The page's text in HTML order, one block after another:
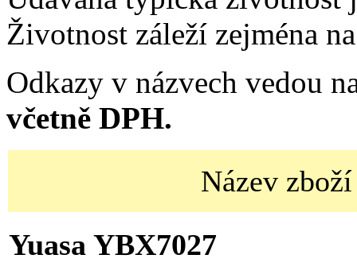
Životnost záleží zejména
Odkazy v názvech vedou
včetně DPH.
Název zboží
Yuasa YBX7027